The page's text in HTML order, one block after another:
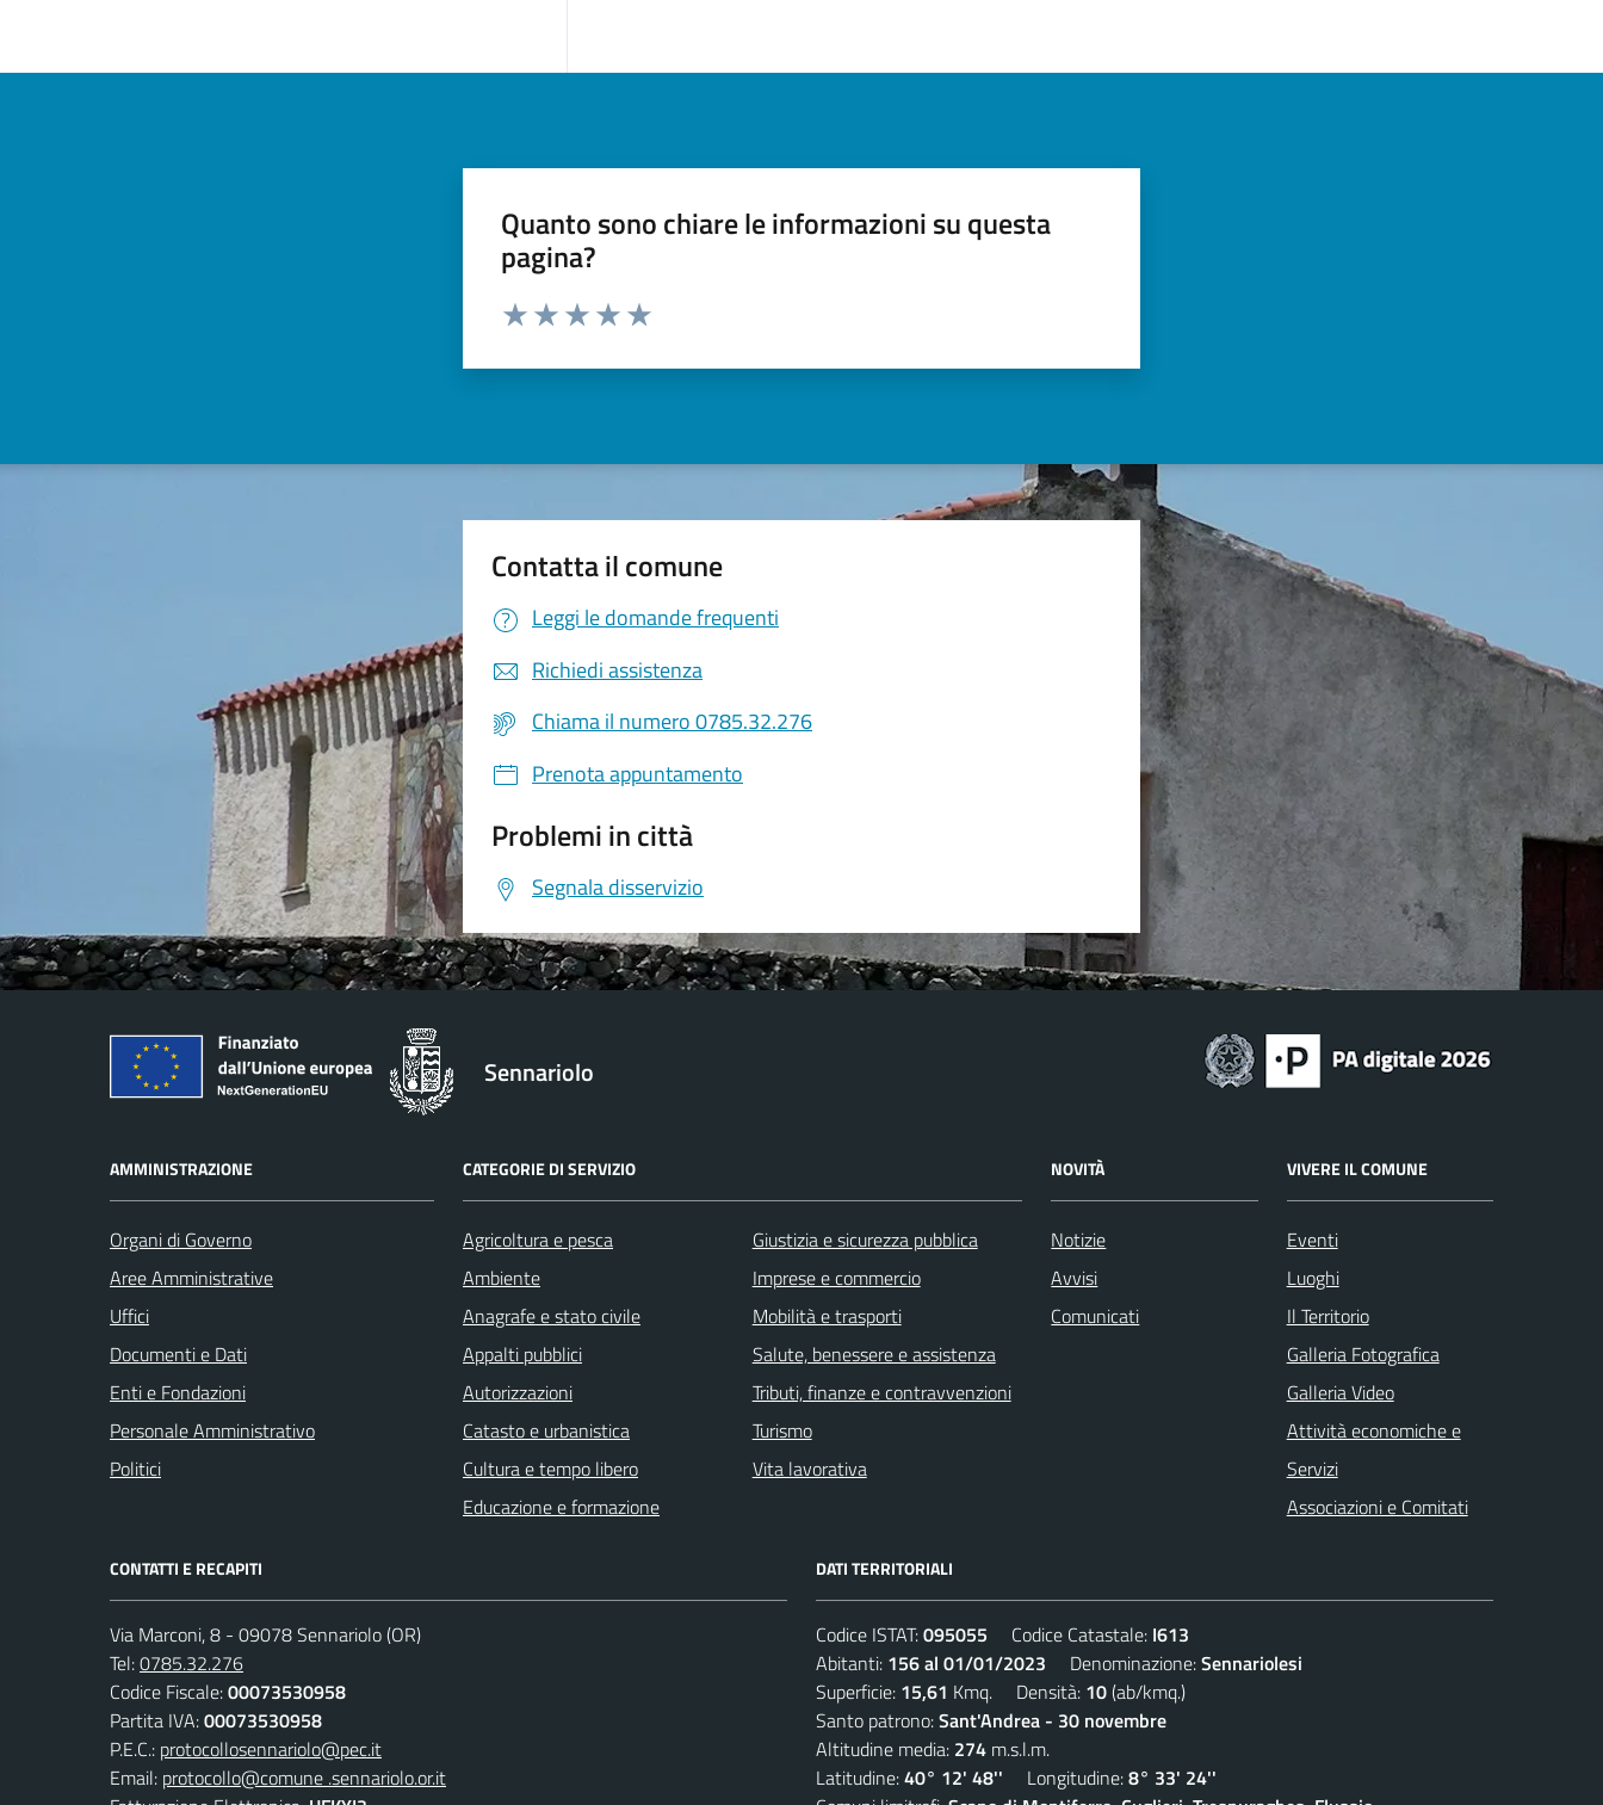
Quanto sono chiare le informazioni su questa
pagina?
Valuta da 1 a 5 stelle la pagina
Contatta il comune
Leggi le domande frequenti
Richiedi assistenza
Chiama il numero 0785.32.276
Prenota appuntamento
Problemi in città
Segnala disservizio
Sennariolo
AMMINISTRAZIONE
Organi di Governo
Aree Amministrative
Uffici
Documenti e Dati
Enti e Fondazioni
Personale Amministrativo
Politici
CATEGORIE DI SERVIZIO
Agricoltura e pesca
Ambiente
Anagrafe e stato civile
Appalti pubblici
Autorizzazioni
Catasto e urbanistica
Cultura e tempo libero
Educazione e formazione
Giustizia e sicurezza pubblica
Imprese e commercio
Mobilità e trasporti
Salute, benessere e assistenza
Tributi, finanze e contravvenzioni
Turismo
Vita lavorativa
NOVITÀ
Notizie
Avvisi
Comunicati
VIVERE IL COMUNE
Eventi
Luoghi
Il Territorio
Galleria Fotografica
Galleria Video
Attività economiche e
Servizi
Associazioni e Comitati
CONTATTI E RECAPITI
Via Marconi, 8 - 09078 Sennariolo (OR)
Tel:0785.32.276
Codice Fiscale:00073530958
Partita IVA:00073530958
P.E.C.: protocollosennariolo@pec.it
Email: protocollo@comune .sennariolo.or.it
DATI TERRITORIALI
Codice ISTAT:095055 Codice Catastale: I613
Abitanti: 156 al 01/01/2023 Denominazione:Sennariolesi
Superficie: 15,61 Kmq. Densità: 10(ab/kmq.)
Santo patrono:Sant'Andrea - 30 novembre
Altitudine media: 274 m.s.l.m.
Latitudine:40° 12' 48'' Longitudine:8° 33' 24''